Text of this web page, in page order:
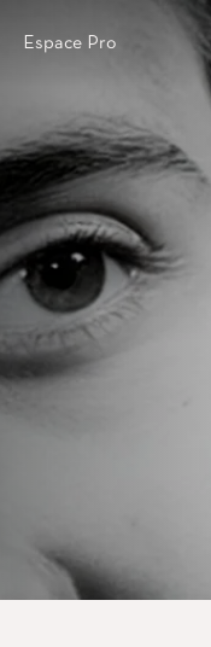
Espace Pro